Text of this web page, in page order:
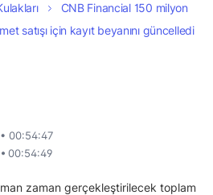
CNB Financial 150 milyon
satışı için kayıt beyanını güncelledi
• 00:54:47
00:54:49
zaman gerçekleştirilecek toplam